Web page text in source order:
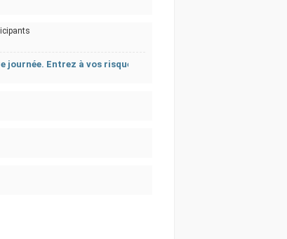
journée. Entrez à vos risques et périls !